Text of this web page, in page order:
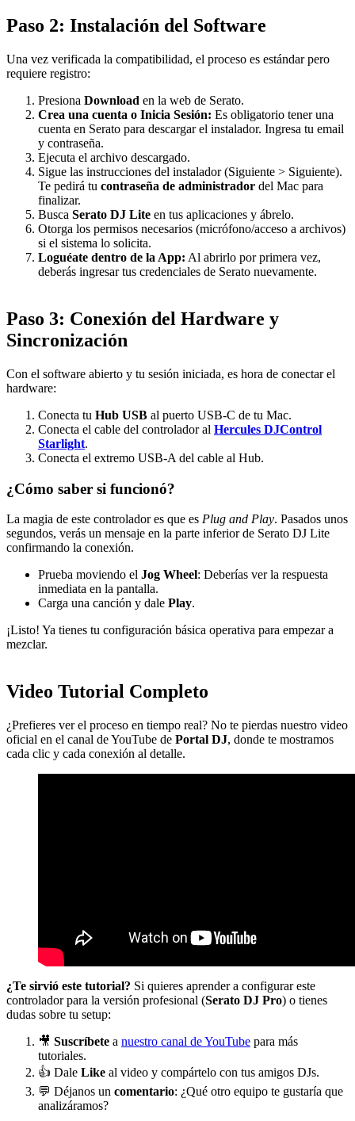
Paso 2: Instalación del Software
Una vez verificada la compatibilidad, el proceso es estándar pero
requiere registro:
Presiona Download en la web de Serato.
Crea una cuenta o Inicia Sesión: Es obligatorio tener una
cuenta en Serato para descargar el instalador. Ingresa tu email
y contraseña.
Ejecuta el archivo descargado.
Sigue las instrucciones del instalador (Siguiente > Siguiente).
Te pedirá tu contraseña de administrador del Mac para
finalizar.
Busca Serato DJ Lite en tus aplicaciones y ábrelo.
Otorga los permisos necesarios (micrófono/acceso a archivos)
si el sistema lo solicita.
Loguéate dentro de la App: Al abrirlo por primera vez,
deberás ingresar tus credenciales de Serato nuevamente.
Paso 3: Conexión del Hardware y
Sincronización
Con el software abierto y tu sesión iniciada, es hora de conectar el
hardware:
Conecta tu Hub USB al puerto USB-C de tu Mac.
Conecta el cable del controlador al Hercules DJControl
Starlight.
Conecta el extremo USB-A del cable al Hub.
¿Cómo saber si funcionó?
La magia de este controlador es que es Plug and Play. Pasados unos
segundos, verás un mensaje en la parte inferior de Serato DJ Lite
confirmando la conexión.
Prueba moviendo el Jog Wheel: Deberías ver la respuesta
inmediata en la pantalla.
Carga una canción y dale Play.
¡Listo! Ya tienes tu configuración básica operativa para empezar a
mezclar.
Video Tutorial Completo
¿Prefieres ver el proceso en tiempo real? No te pierdas nuestro video
oficial en el canal de YouTube de Portal DJ, donde te mostramos
cada clic y cada conexión al detalle.
¿Te sirvió este tutorial? Si quieres aprender a configurar este
controlador para la versión profesional (Serato DJ Pro) o tienes
dudas sobre tu setup:
🎥 Suscríbete a nuestro canal de YouTube para más
tutoriales.
👍 Dale Like al video y compártelo con tus amigos DJs.
💬 Déjanos un comentario: ¿Qué otro equipo te gustaría que
analizáramos?